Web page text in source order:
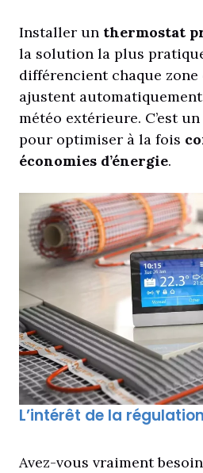
Installer un thermostat
la solution la plus
différencient chaque zone
ajustent
météo extérieure. C’est
pour optimiser à la fois
économies d’énergie.
L’intérêt de la
Avez-vous vraiment